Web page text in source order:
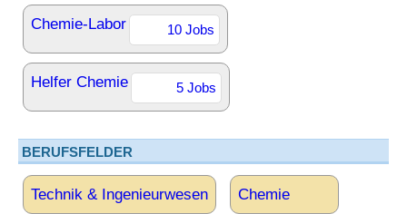
Chemie-Labor 10 Jobs
Helfer Chemie 5 Jobs
BERUFSFELDER
Technik & Ingenieurwesen Chemie